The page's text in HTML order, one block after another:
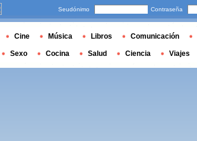
Seudónimo Contraseña
Cine Música Libros Comunicación
Sexo Cocina Salud Ciencia Viajes